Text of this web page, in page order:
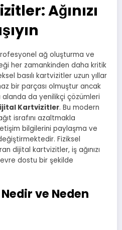
Ağınızı
ağ oluşturma ve
her zamankinden daha kritik
basılı kartvizitler uzun yıllar
bir parçası olmuştur ancak
alanda da yenilikçi çözümleri
Kartvizitler. Bu modern
israfını azaltmakla
bilgilerini paylaşma ve
Fiziksel
dijital kartvizitler, iş ağınızı
dostu bir şekilde
ve Neden